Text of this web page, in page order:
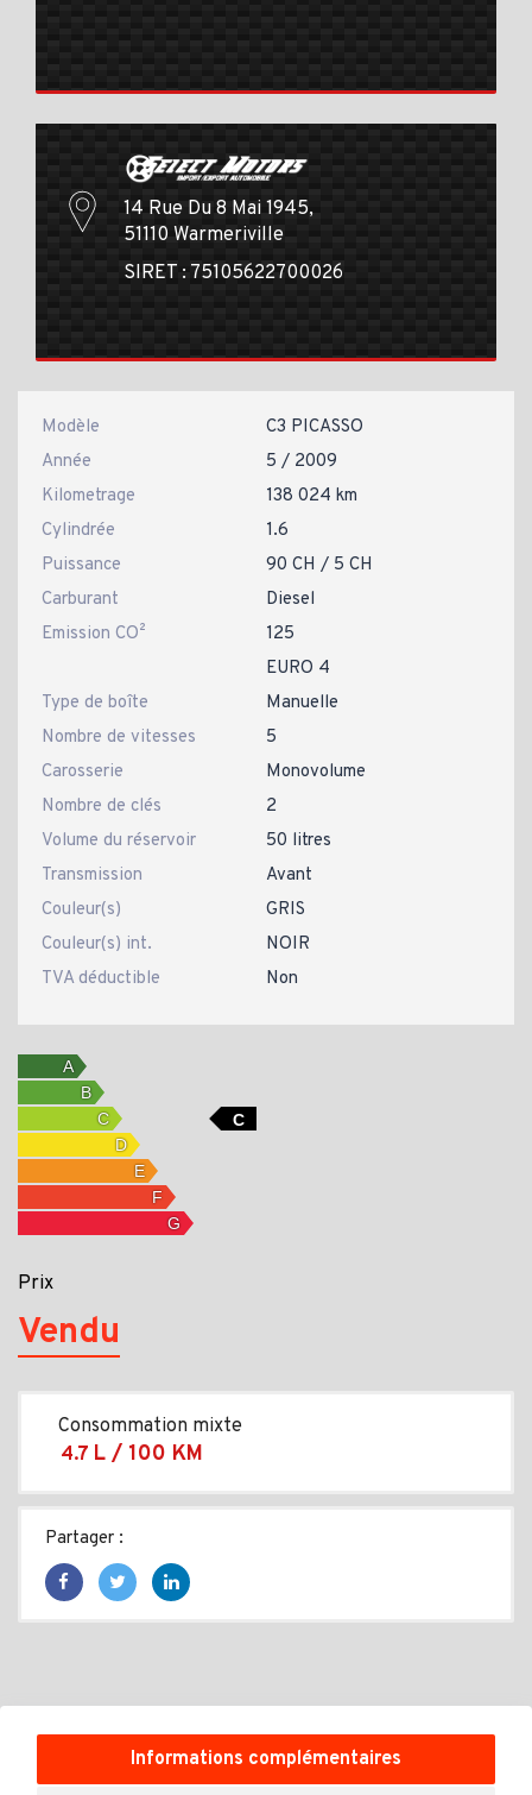
14 Rue Du 8 Mai 1945,
51110 Warmeriville
SIRET : 75105622700026
Modèle
C3 PICASSO
Année
5 / 2009
Kilometrage
138 024 km
Cylindrée
1.6
Puissance
90 CH / 5 CH
Carburant
Diesel
Emission CO²
125
EURO 4
Type de boîte
Manuelle
Nombre de vitesses
5
Carosserie
Monovolume
Nombre de clés
2
Volume du réservoir
50 litres
Transmission
Avant
Couleur(s)
GRIS
Couleur(s) int.
NOIR
TVA déductible
Non
C
Prix
Vendu
Consommation mixte
4.7 L / 100 KM
Partager :
Informations complémentaires